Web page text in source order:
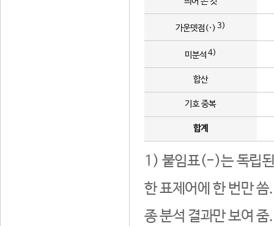
가운뎃점(·) 3)
미분석 4)
합산
기호 중복
합계
1) 붙임표(-)는 독립된
한 표제어에 한 번만
종 분석 결과만 보여